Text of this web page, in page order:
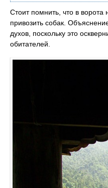
Стоит помнить, что в
привозить собак.
духов, поскольку это
обитателей.